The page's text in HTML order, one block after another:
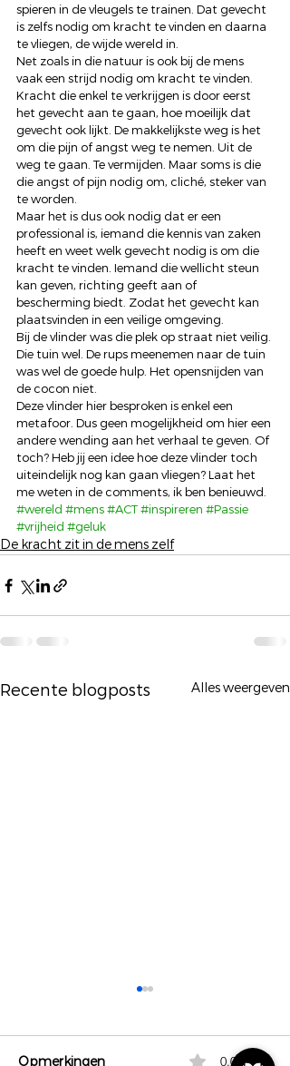
spieren in de vleugels te trainen. Dat gevecht
is zelfs nodig om kracht te vinden en daarna
te vliegen, de wijde wereld in.
Net zoals in die natuur is ook bij de mens
vaak een strijd nodig om kracht te vinden.
Kracht die enkel te verkrijgen is door eerst
het gevecht aan te gaan, hoe moeilijk dat
gevecht ook lijkt. De makkelijkste weg is het
om die pijn of angst weg te nemen. Uit de
weg te gaan. Te vermijden. Maar soms is die
die angst of pijn nodig om, cliché, steker van
te worden.
Maar het is dus ook nodig dat er een
professional is, iemand die kennis van zaken
heeft en weet welk gevecht nodig is om die
kracht te vinden. Iemand die wellicht steun
kan geven, richting geeft aan of
bescherming biedt. Zodat het gevecht kan
plaatsvinden in een veilige omgeving.
Bij de vlinder was die plek op straat niet veilig.
Die tuin wel. De rups meenemen naar de tuin
was wel de goede hulp. Het opensnijden van
de cocon niet.
Deze vlinder hier besproken is enkel een
metafoor. Dus geen mogelijkheid om hier een
andere wending aan het verhaal te geven. Of
toch? Heb jij een idee hoe deze vlinder toch
uiteindelijk nog kan gaan vliegen? Laat het
me weten in de comments, ik ben benieuwd.
#wereld #mens#ACT#inspireren #Passie
#vrijheid #geluk
De kracht zit in de mens zelf
Recente blogposts Alles weergeven
Opmerkingen 0.0 / 5 (0)